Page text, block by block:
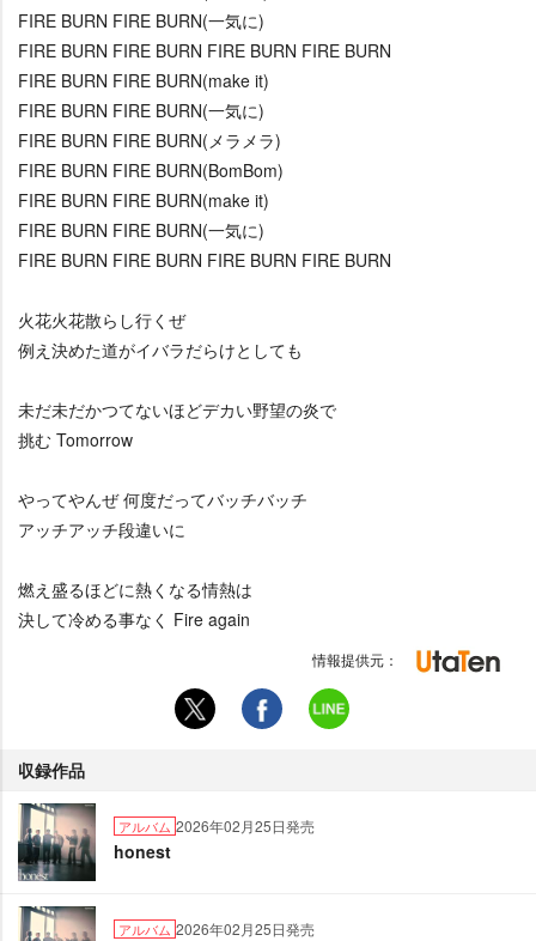
FIRE BURN FIRE BURN(一気に)
FIRE BURN FIRE BURN FIRE BURN FIRE BURN
FIRE BURN FIRE BURN(make it)
FIRE BURN FIRE BURN(一気に)
FIRE BURN FIRE BURN(メラメラ)
FIRE BURN FIRE BURN(BomBom)
FIRE BURN FIRE BURN(make it)
FIRE BURN FIRE BURN(一気に)
FIRE BURN FIRE BURN FIRE BURN FIRE BURN
火花火花散らし行くぜ
例え決めた道がイバラだらけとしても
未だ未だかつてないほどデカい野望の炎で
挑む Tomorrow
ってやんぜ 何度だってバッチバッチ
アッチアッチ段違いに
燃え盛るほどに熱くなる情熱は
決して冷める事なく Fire again
情報提供元：
収録作品
アルバム 2026年02月25日発売
honest
アルバム 2026年02月25日発売